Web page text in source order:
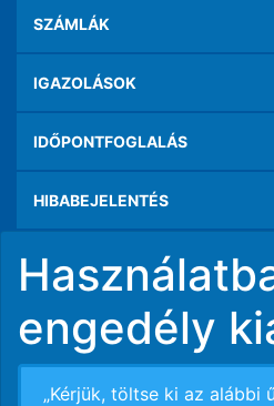
SZÁMLÁK
IGAZOLÁSOK
IDŐPONTFOGLALÁS
HIBABEJELENTÉS
engedély
„Kérjük, töltse ki az alábbi